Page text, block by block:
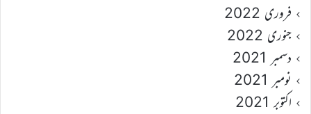
فروری 2022
جنوری 2022
دسمبر 2021
نومبر 2021
اکتوبر 2021